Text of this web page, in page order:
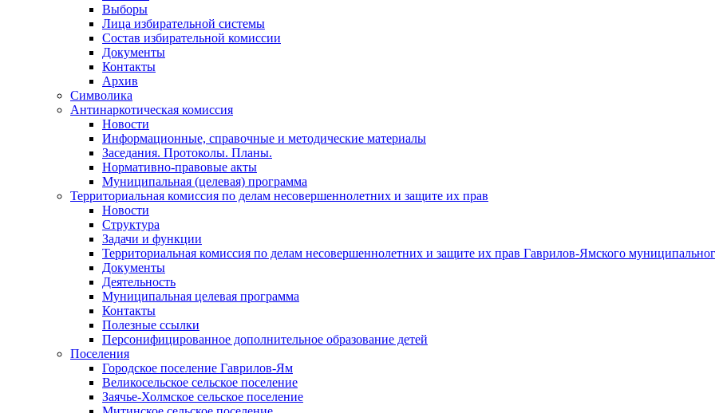
Выборы
Лица избирательной системы
Состав избирательной комиссии
Документы
Контакты
Архив
Символика
Антинаркотическая комиссия
Новости
Информационные, справочные и методические материалы
Заседания. Протоколы. Планы.
Нормативно-правовые акты
Муниципальная (целевая) программа
Территориальная комиссия по делам несовершеннолетних и защите их прав
Новости
Структура
Задачи и функции
Территориальная комиссия по делам несовершеннолетних и защите их прав Гаврилов-Ямского
Документы
Деятельность
Муниципальная целевая программа
Контакты
Полезные ссылки
Персонифицированное дополнительное образование детей
Поселения
Городское поселение Гаврилов-Ям
Великосельское сельское поселение
Заячье-Холмское сельское поселение